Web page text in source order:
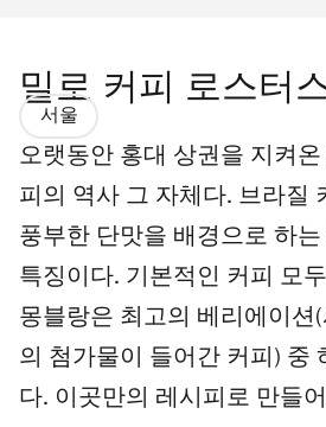
밀로 커피 로스터
서울
오랫동안 홍대 상권을 지켜
피의 역사 그 자체다. 브라질
풍부한 단맛을 배경으로 하는
특징이다. 기본적인 커피 모
몽블랑은 최고의 베리에이션
의 첨가물이 들어간 커피) 중
다. 이곳만의 레시피로 만들